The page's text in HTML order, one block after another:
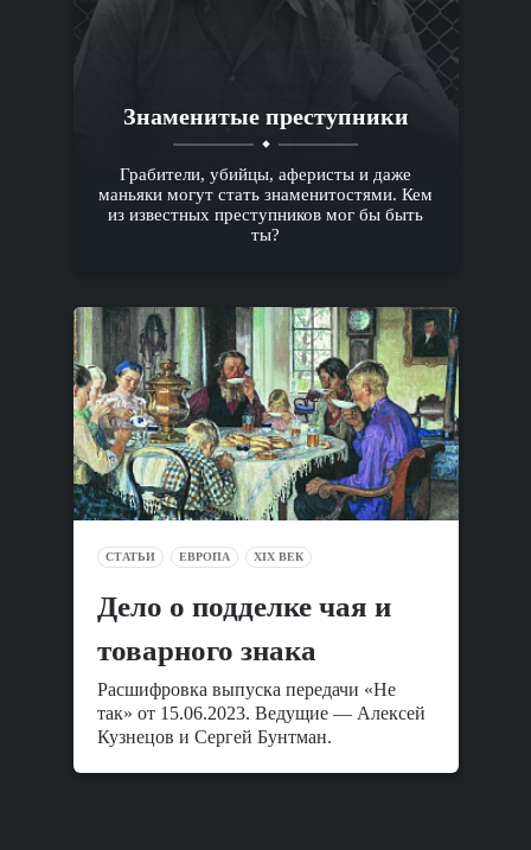
Знаменитые преступники
Грабители, убийцы, аферисты и даже
маньяки могут стать знаменитостями. Кем
из известных преступников мог бы быть
ты?
СТАТЬИ ЕВРОПА XIX ВЕК
Дело о подделке чая и
товарного знака
Расшифровка выпуска передачи «Не
так» от 15.06.2023. Ведущие — Алексей
Кузнецов и Сергей Бунтман.